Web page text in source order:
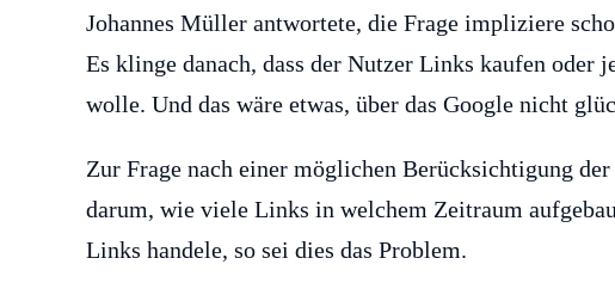
Johannes Müller antwortete, die Frage impliziere
Es klinge danach, dass der Nutzer Links kaufen oder
wolle. Und das wäre etwas, über das Google nicht
Zur Frage nach einer möglichen Berücksichtigung
darum, wie viele Links in welchem Zeitraum
Links handele, so sei dies das Problem.